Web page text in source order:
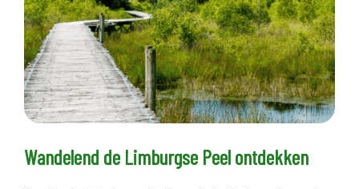
Wandelend de Limburgse Peel ontdekken